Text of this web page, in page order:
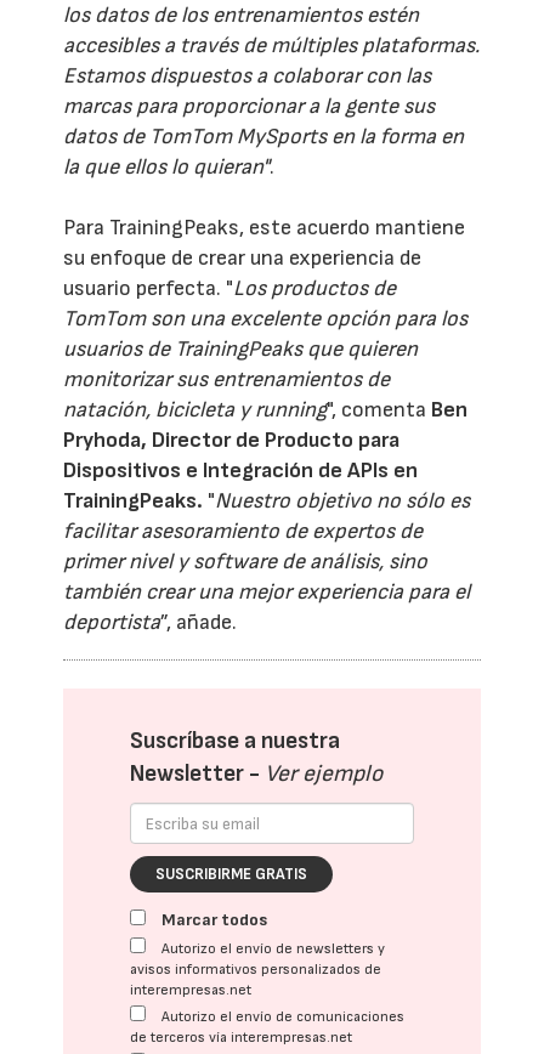
los datos de los entrenamientos estén
accesibles a través de múltiples plataformas.
Estamos dispuestos a colaborar con las
marcas para proporcionar a la gente sus
datos de TomTom MySports en la forma en
la que ellos lo quieran".
Para TrainingPeaks, este acuerdo mantiene
su enfoque de crear una experiencia de
usuario perfecta. "Los productos de
TomTom son una excelente opción para los
usuarios de TrainingPeaks que quieren
monitorizar sus entrenamientos de
natación, bicicleta y running", comenta Ben
Pryhoda, Director de Producto para
Dispositivos e Integración de APIs en
TrainingPeaks. "Nuestro objetivo no sólo es
facilitar asesoramiento de expertos de
primer nivel y software de análisis, sino
también crear una mejor experiencia para el
deportista”, añade.
Suscríbase a nuestra
Newsletter - Ver ejemplo
SUSCRIBIRME GRATIS
Marcar todos
Autorizo el envío de newsletters y
avisos informativos personalizados de
interempresas.net
Autorizo el envío de comunicaciones
de terceros vía interempresas.net